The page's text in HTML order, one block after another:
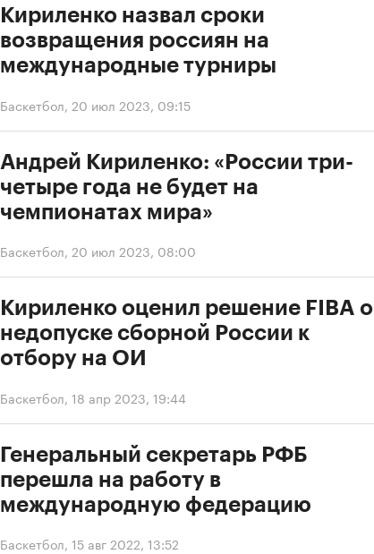
Баскетбол, 20 июл 2023, 09:15
Кириленко назвал сроки
возвращения россиян на
международные турниры
Баскетбол, 20 июл 2023, 08:00
Андрей Кириленко: «России три-
четыре года не будет на
чемпионатах мира»
Баскетбол, 18 апр 2023, 19:44
Кириленко оценил решение FIBA о
недопуске сборной России к
отбору на ОИ
Баскетбол, 15 авг 2022, 13:52
Генеральный секретарь РФБ
перешла на работу в
международную федерацию